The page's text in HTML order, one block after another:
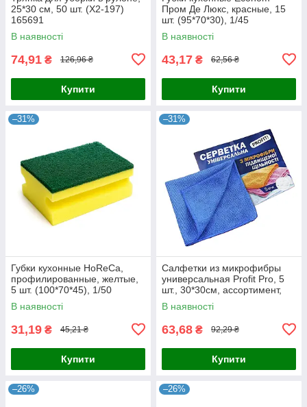
25*30 см, 50 шт. (Х2-197)
165691
В наявності
74,91 ₴ 126,96 ₴
Купити
Пром Де Люкс, красные, 15
шт. (95*70*30), 1/45
В наявності
43,17 ₴ 62,56 ₴
Купити
–31%
Губки кухонные HoReCa,
профилированные, желтые,
5 шт. (100*70*45), 1/50
В наявності
31,19 ₴ 45,21 ₴
Купити
–31%
Салфетки из микрофибры
универсальная Profit Pro, 5
шт., 30*30см, ассортимент,
1/30
В наявності
63,68 ₴ 92,29 ₴
Купити
–26% –26%